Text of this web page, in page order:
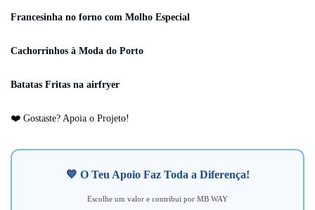
Francesinha no forno com Molho Especial
Cachorrinhos à Moda do Porto
Batatas Fritas na airfryer
❤️ Gostaste? Apoia o Projeto!
💙 O Teu Apoio Faz Toda a Diferença!
Escolhe um valor e contribui por MB WAY